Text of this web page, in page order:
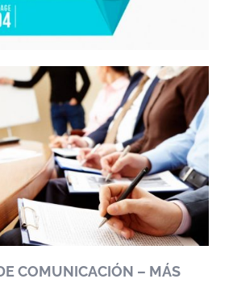
COMUNICACIÓN – MÁS